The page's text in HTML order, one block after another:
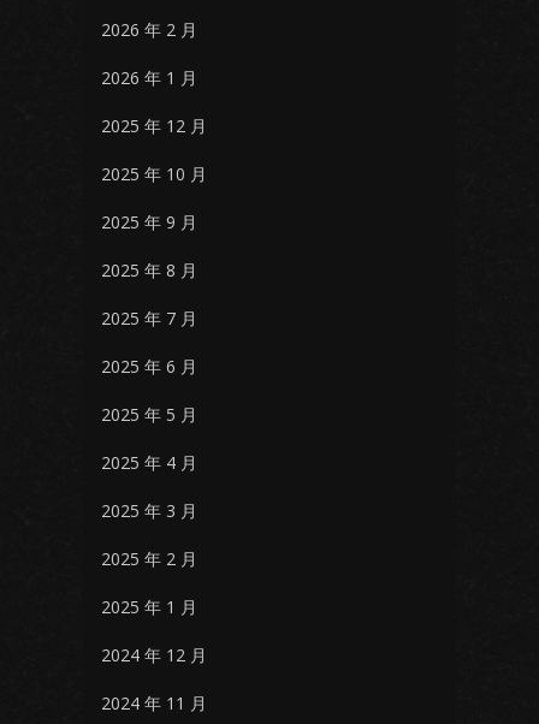
2026 年 2 月
2026 年 1 月
2025 年 12 月
2025 年 10 月
2025 年 9 月
2025 年 8 月
2025 年 7 月
2025 年 6 月
2025 年 5 月
2025 年 4 月
2025 年 3 月
2025 年 2 月
2025 年 1 月
2024 年 12 月
2024 年 11 月